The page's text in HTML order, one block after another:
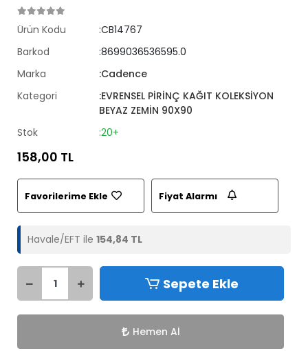
Ürün Kodu
:CB14767
Barkod
:8699036536595.0
Marka
:Cadence
Kategori
:EVRENSEL PİRİNÇ KAĞIT KOLEKSİYON
BEYAZ ZEMİN 90X90
Stok
:20+
158,00 TL
Favorilerime Ekle Fiyat Alarmı
Havale/EFT ile 154,84 TL
Sepete Ekle
Hemen Al